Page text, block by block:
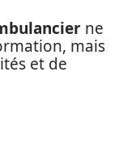
ne
mais
et de